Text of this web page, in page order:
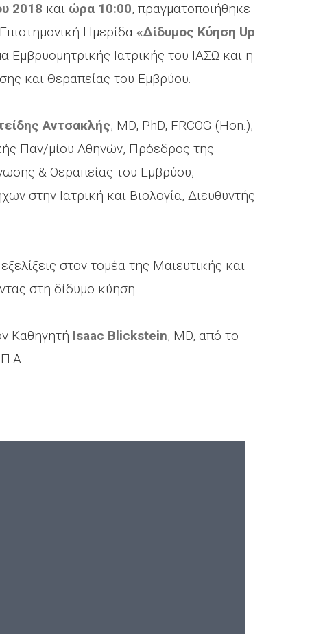
2018 και ώρα 10:00, πραγματοποιήθηκε
Ημερίδα «Δίδυμος Κύηση Up
Εμβρυομητρικής Ιατρικής του ΙΑΣΩ και η
και Θεραπείας του Εμβρύου.
Αντσακλής, MD, PhD, FRCOG (Hon.),
Παν/μίου Αθηνών, Πρόεδρος της
& Θεραπείας του Εμβρύου,
στην Ιατρική και Βιολογία, Διευθυντής
στον τομέα της Μαιευτικής και
στη δίδυμο κύηση.
Καθηγητή Isaac Blickstein, MD, από το